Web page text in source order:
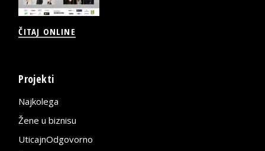
ČITAJ ONLINE
Projekti
Najkolega
Žene u biznisu
UticajnOdgovorno